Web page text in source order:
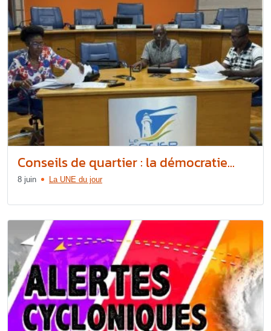
Conseils de quartier : la démocratie...
8 juin La UNE du jour